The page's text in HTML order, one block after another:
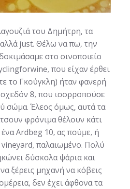
του Δημήτρη, τα
just. Θέλω να πω, την
στο οινοποιείο
που είχαν έρθει
το Γκούγκλη) ήταν φανερή
8, που ισορροπούσε
σώμα. Έλεος όμως, αυτά τα
φρόνιμα θέλουν κάτι
Ardbeg 10, ας πούμε, ή
παλαιωμένο. Πολύ
δύσκολα ψάρια και
ξέρεις μηχανή να κόβεις
δεν έχει άφθονα τα